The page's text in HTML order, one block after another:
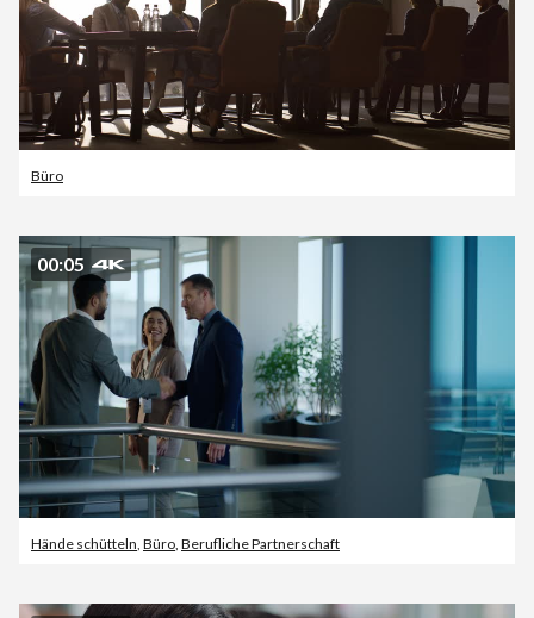
Büro
00:05
Hände schütteln Büro Berufliche Partnerschaft